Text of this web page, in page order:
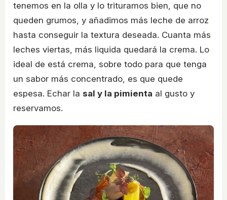
tenemos en la olla y lo trituramos bien, que no
queden grumos, y añadimos más leche de arroz
hasta conseguir la textura deseada. Cuanta más
leches viertas, más liquida quedará la crema. Lo
ideal de está crema, sobre todo para que tenga
un sabor más concentrado, es que quede
espesa. Echar la sal y la pimienta al gusto y
reservamos.